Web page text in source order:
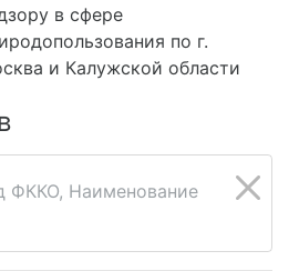
в сфере
по г.
и Калужской области
ФККО, Наименование